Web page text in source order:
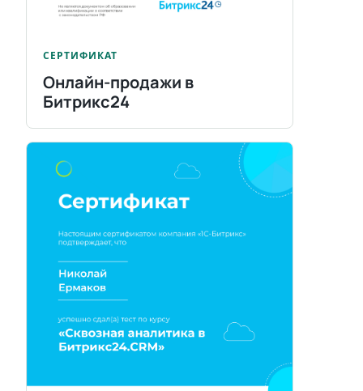
СЕРТИФИКАТ
Онлайн-продажи в
Битрикс24